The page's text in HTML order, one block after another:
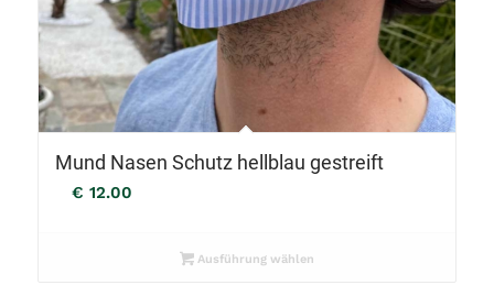
Mund Nasen Schutz hellblau gestreift
€ 12.00
Ausführung wählen